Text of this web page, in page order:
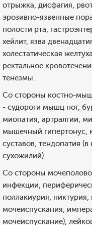
отрыжка, дисфагия,
эрозивно-язвенные
полости рта,
хейлит, язва
холестатическая
ректальное
тенезмы.
Со стороны костно-
- судороги мышц ног,
миопатия, артралгии,
мышечный гипертонус,
суставов, тендопатия
сухожилий).
Со стороны
инфекции,
поллакиурия,
мочеиспускания,
мочеиспускание),